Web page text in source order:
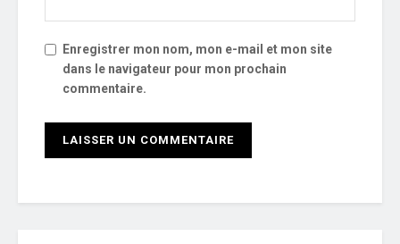
Enregistrer mon nom, mon e-mail et mon site
dans le navigateur pour mon prochain
commentaire.